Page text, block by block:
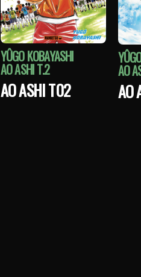
YÛGO KOBAYASHI
AO ASHI T.2
AO ASHI T02
AO
AO